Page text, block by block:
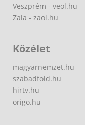
Veszprém - veol.hu
Zala - zaol.hu
Közélet
magyarnemzet.hu
szabadfold.hu
hirtv.hu
origo.hu